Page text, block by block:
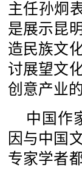
主任孙炯
是展示昆
造民族文
讨展望文
创意产业
中国作
因与中国
专家学者